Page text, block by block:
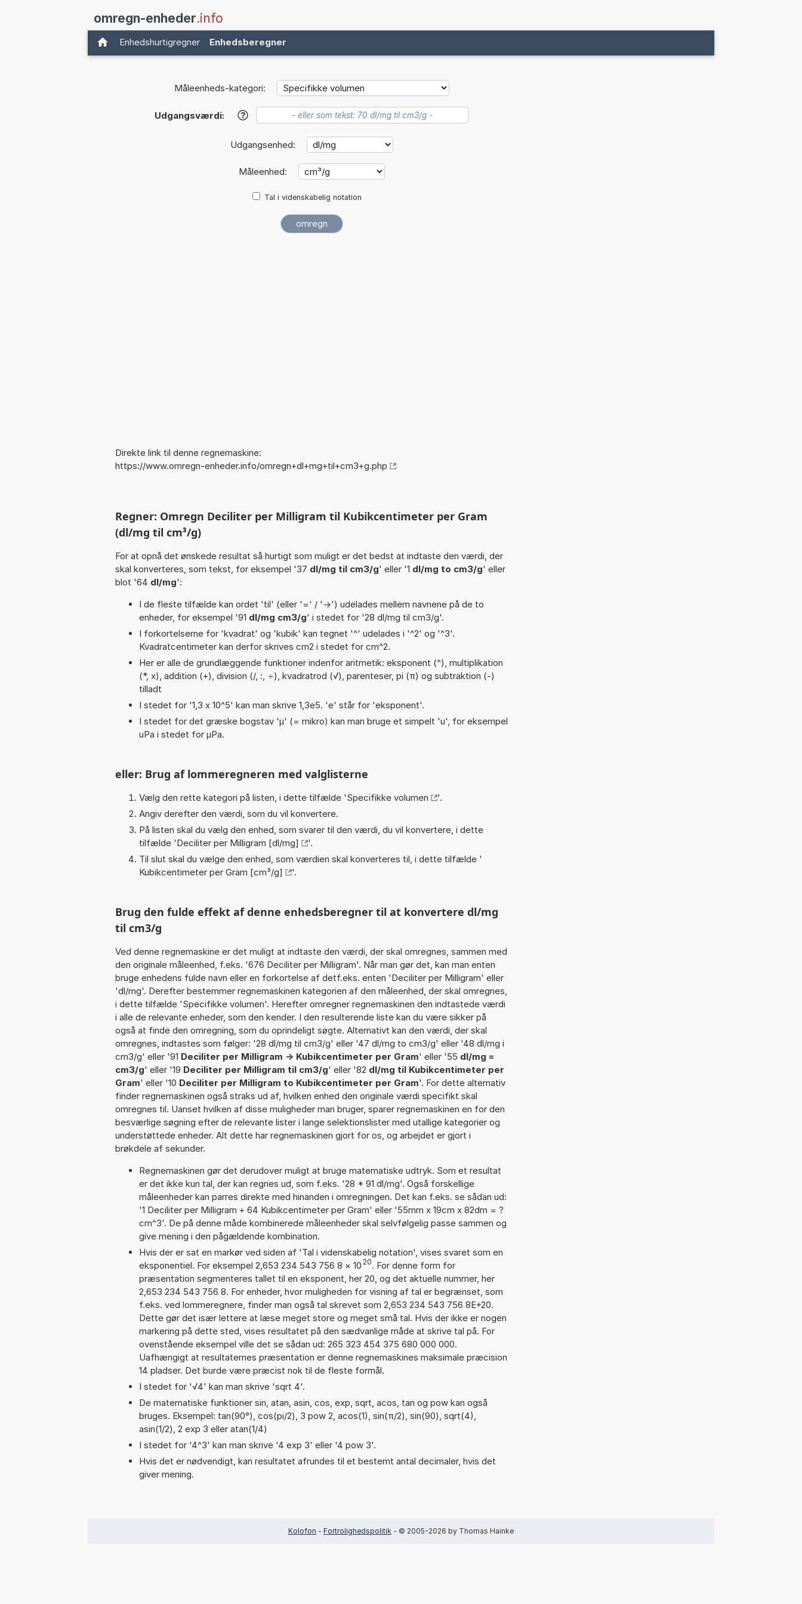
omregn-enheder.info
Enhedshurtigregner Enhedsberegner
Måleenheds-kategori:
Udgangsværdi: ?
Udgangsenhed:
Måleenhed:
Tal i videnskabelig notation
Direkte link til denne regnemaskine:
https://www.omregn-enheder.info/omregn+dl+mg+til+cm3+g.php
Regner: Omregn Deciliter per Milligram til Kubikcentimeter per Gram
(dl/mg til cm³/g)
For at opnå det ønskede resultat så hurtigt som muligt er det bedst at indtaste den værdi, der
skal konverteres, som tekst, for eksempel '37 dl/mg til cm3/g' eller '1 dl/mg to cm3/g' eller
blot '64 dl/mg':
I de fleste tilfælde kan ordet 'til' (eller '=' / '->') udelades mellem navnene på de to
enheder, for eksempel '91 dl/mg cm3/g' i stedet for '28 dl/mg til cm3/g'.
I forkortelserne for 'kvadrat' og 'kubik' kan tegnet '^' udelades i '^2' og '^3'.
Kvadratcentimeter kan derfor skrives cm2 i stedet for cm^2.
Her er alle de grundlæggende funktioner indenfor aritmetik: eksponent (^), multiplikation
(*, x), addition (+), division (/, :, ÷), kvadratrod (√), parenteser, pi (π) og subtraktion (-)
tilladt
I stedet for '1,3 x 10^5' kan man skrive 1,3e5. 'e' står for 'eksponent'.
I stedet for det græske bogstav 'µ' (= mikro) kan man bruge et simpelt 'u', for eksempel
uPa i stedet for µPa.
eller: Brug af lommeregneren med valglisterne
Vælg den rette kategori på listen, i dette tilfælde 'Specifikke volumen
'.
Angiv derefter den værdi, som du vil konvertere.
På listen skal du vælg den enhed, som svarer til den værdi, du vil konvertere, i dette
tilfælde 'Deciliter per Milligram [dl/mg]
'.
Til slut skal du vælge den enhed, som værdien skal konverteres til, i dette tilfælde '
Kubikcentimeter per Gram [cm³/g]
'.
Brug den fulde effekt af denne enhedsberegner til at konvertere dl/mg
til cm3/g
Ved denne regnemaskine er det muligt at indtaste den værdi, der skal omregnes, sammen med
den originale måleenhed, f.eks. '676 Deciliter per Milligram'. Når man gør det, kan man enten
bruge enhedens fulde navn eller en forkortelse af detf.eks. enten 'Deciliter per Milligram' eller
'dl/mg'. Derefter bestemmer regnemaskinen kategorien af den måleenhed, der skal omregnes,
i dette tilfælde 'Specifikke volumen'. Herefter omregner regnemaskinen den indtastede værdi
i alle de relevante enheder, som den kender. I den resulterende liste kan du være sikker på
også at finde den omregning, som du oprindeligt søgte. Alternativt kan den værdi, der skal
omregnes, indtastes som følger: '28 dl/mg til cm3/g' eller '47 dl/mg to cm3/g' eller '48 dl/mg i
cm3/g' eller '91 Deciliter per Milligram -> Kubikcentimeter per Gram' eller '55 dl/mg =
cm3/g' eller '19 Deciliter per Milligram til cm3/g' eller '82 dl/mg til Kubikcentimeter per
Gram' eller '10 Deciliter per Milligram to Kubikcentimeter per Gram'. For dette alternativ
finder regnemaskinen også straks ud af, hvilken enhed den originale værdi specifikt skal
omregnes til. Uanset hvilken af disse muligheder man bruger, sparer regnemaskinen en for den
besværlige søgning efter de relevante lister i lange selektionslister med utallige kategorier og
understøttede enheder. Alt dette har regnemaskinen gjort for os, og arbejdet er gjort i
brøkdele af sekunder.
Regnemaskinen gør det derudover muligt at bruge matematiske udtryk. Som et resultat
er det ikke kun tal, der kan regnes ud, som f.eks. '28 * 91 dl/mg'. Også forskellige
måleenheder kan parres direkte med hinanden i omregningen. Det kan f.eks. se sådan ud:
'1 Deciliter per Milligram + 64 Kubikcentimeter per Gram' eller '55mm x 19cm x 82dm = ?
cm^3'. De på denne måde kombinerede måleenheder skal selvfølgelig passe sammen og
give mening i den pågældende kombination.
Hvis der er sat en markør ved siden af 'Tal i videnskabelig notation', vises svaret som en
eksponentiel. For eksempel 2,653 234 543 756 8 × 10 20. For denne form for
præsentation segmenteres tallet til en eksponent, her 20, og det aktuelle nummer, her
2,653 234 543 756 8. For enheder, hvor muligheden for visning af tal er begrænset, som
f.eks. ved lommeregnere, finder man også tal skrevet som 2,653 234 543 756 8E+20.
Dette gør det især lettere at læse meget store og meget små tal. Hvis der ikke er nogen
markering på dette sted, vises resultatet på den sædvanlige måde at skrive tal på. For
ovenstående eksempel ville det se sådan ud: 265 323 454 375 680 000 000.
Uafhængigt at resultaternes præsentation er denne regnemaskines maksimale præcision
14 pladser. Det burde være præcist nok til de fleste formål.
I stedet for '√4' kan man skrive 'sqrt 4'.
De matematiske funktioner sin, atan, asin, cos, exp, sqrt, acos, tan og pow kan også
bruges. Eksempel: tan(90°), cos(pi/2), 3 pow 2, acos(1), sin(π/2), sin(90), sqrt(4),
asin(1/2), 2 exp 3 eller atan(1/4)
I stedet for '4^3' kan man skrive '4 exp 3' eller '4 pow 3'.
Hvis det er nødvendigt, kan resultatet afrundes til et bestemt antal decimaler, hvis det
giver mening.
Kolofon - Fortrolighedspolitik - © 2005-2026 by Thomas Hainke